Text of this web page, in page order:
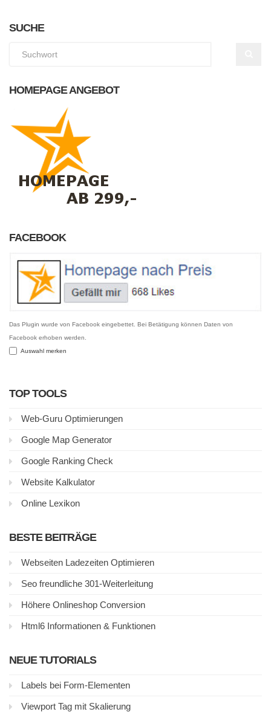
SUCHE
HOMEPAGE ANGEBOT
FACEBOOK
Das Plugin wurde von Facebook eingebettet. Bei Betätigung können Daten von
Facebook erhoben werden.
Auswahl merken
TOP TOOLS
Web-Guru Optimierungen
Google Map Generator
Google Ranking Check
Website Kalkulator
Online Lexikon
BESTE BEITRÄGE
Webseiten Ladezeiten Optimieren
Seo freundliche 301-Weiterleitung
Höhere Onlineshop Conversion
Html6 Informationen & Funktionen
NEUE TUTORIALS
Labels bei Form-Elementen
Viewport Tag mit Skalierung